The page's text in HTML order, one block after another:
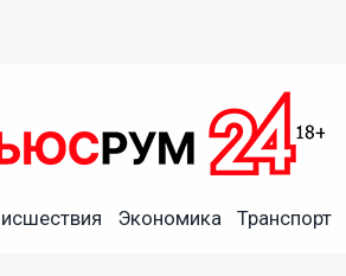
Экономика Транспорт